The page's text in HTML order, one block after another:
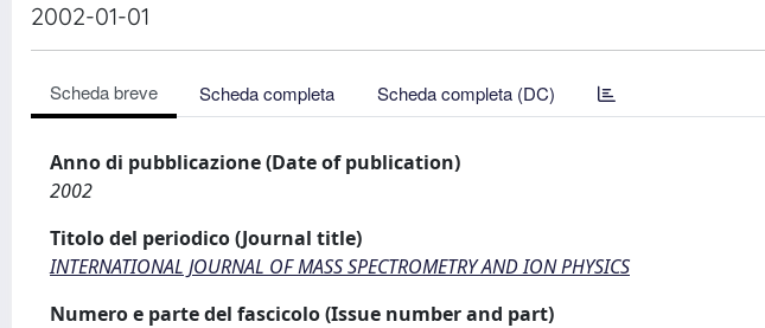
2002-01-01
Scheda breve Scheda completa Scheda completa (DC)
Anno di pubblicazione (Date of publication)
2002
Titolo del periodico (Journal title)
INTERNATIONAL JOURNAL OF MASS SPECTROMETRY AND ION PHYSICS
Numero e parte del fascicolo (Issue number and part)